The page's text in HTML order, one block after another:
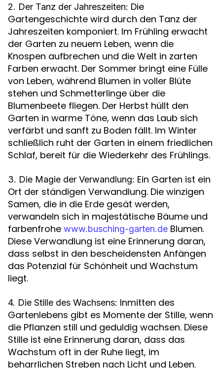
2. Der Tanz der Jahreszeiten: Die
Gartengeschichte wird durch den Tanz der
Jahreszeiten komponiert. Im Frühling erwacht
der Garten zu neuem Leben, wenn die
Knospen aufbrechen und die Welt in zarten
Farben erwacht. Der Sommer bringt eine Fülle
von Leben, während Blumen in voller Blüte
stehen und Schmetterlinge über die
Blumenbeete fliegen. Der Herbst hüllt den
Garten in warme Töne, wenn das Laub sich
verfärbt und sanft zu Boden fällt. Im Winter
schließlich ruht der Garten in einem friedlichen
Schlaf, bereit für die Wiederkehr des Frühlings.
3. Die Magie der Verwandlung: Ein Garten ist ein
Ort der ständigen Verwandlung. Die winzigen
Samen, die in die Erde gesät werden,
verwandeln sich in majestätische Bäume und
farbenfrohe www.busching-garten.de Blumen.
Diese Verwandlung ist eine Erinnerung daran,
dass selbst in den bescheidensten Anfängen
das Potenzial für Schönheit und Wachstum
liegt.
4. Die Stille des Wachsens: Inmitten des
Gartenlebens gibt es Momente der Stille, wenn
die Pflanzen still und geduldig wachsen. Diese
Stille ist eine Erinnerung daran, dass das
Wachstum oft in der Ruhe liegt, im
beharrlichen Streben nach Licht und Leben.